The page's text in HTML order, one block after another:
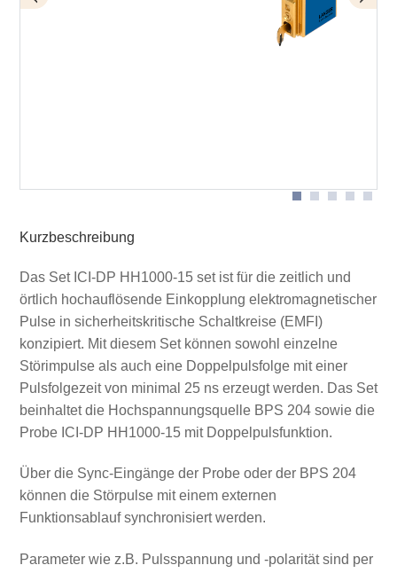
Kurzbeschreibung
Das Set ICI-DP HH1000-15 set ist für die zeitlich und
örtlich hochauflösende Einkopplung elektromagnetischer
Pulse in sicherheitskritische Schaltkreise (EMFI)
konzipiert. Mit diesem Set können sowohl einzelne
Störimpulse als auch eine Doppelpulsfolge mit einer
Pulsfolgezeit von minimal 25 ns erzeugt werden. Das Set
beinhaltet die Hochspannungsquelle BPS 204 sowie die
Probe ICI-DP HH1000-15 mit Doppelpulsfunktion.
Über die Sync-Eingänge der Probe oder der BPS 204
können die Störpulse mit einem externen
Funktionsablauf synchronisiert werden.
Parameter wie z.B. Pulsspannung und -polarität sind per